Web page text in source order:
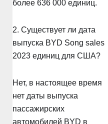
более 636 000 единиц.
2. Существует ли дата
выпуска BYD Song sales
2023 единиц для США?
Нет, в настоящее время
нет даты выпуска
пассажирских
автомобилей BYD в